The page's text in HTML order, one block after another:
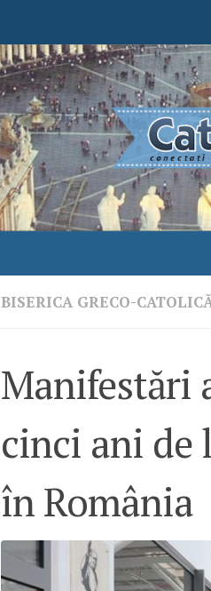
BISERICA GRECO-
Manifestări
cinci ani de
în România